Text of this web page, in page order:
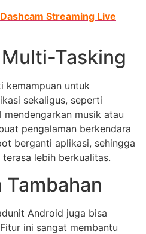
Streaming Live
Tasking
kemampuan untuk
sekaligus, seperti
mendengarkan musik atau
pengalaman berkendara
berganti aplikasi, sehingga
lebih berkualitas.
Android juga bisa
ini sangat membantu